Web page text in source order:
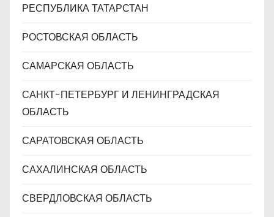
РЕСПУБЛИКА ТАТАРСТАН
РОСТОВСКАЯ ОБЛАСТЬ
САМАРСКАЯ ОБЛАСТЬ
САНКТ-ПЕТЕРБУРГ И ЛЕНИНГРАДСКАЯ
ОБЛАСТЬ
САРАТОВСКАЯ ОБЛАСТЬ
САХАЛИНСКАЯ ОБЛАСТЬ
СВЕРДЛОВСКАЯ ОБЛАСТЬ